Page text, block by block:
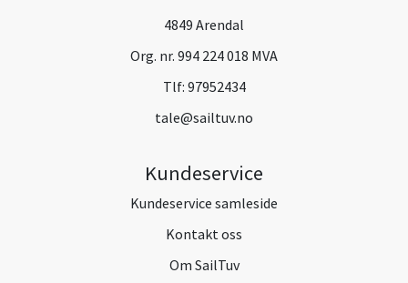
4849 Arendal
Org. nr. 994 224 018 MVA
Tlf: 97952434
tale@sailtuv.no
Kundeservice
Kundeservice samleside
Kontakt oss
Om SailTuv